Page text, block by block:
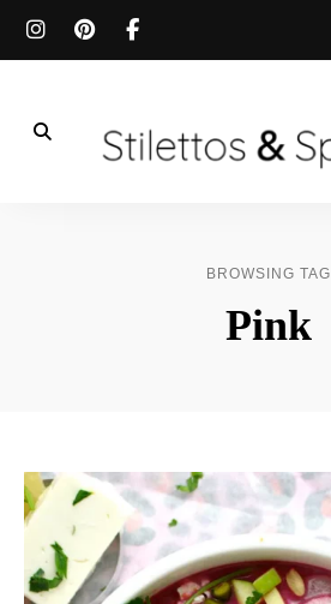
BROWSING TAG
Pink